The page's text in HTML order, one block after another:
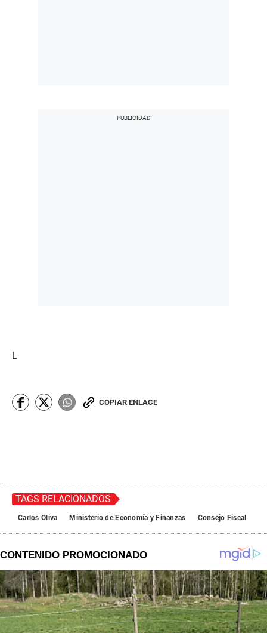
L
COPIAR ENLACE
TAGS RELACIONADOS
Carlos Oliva Ministerio de Economía y Finanzas Consejo Fiscal